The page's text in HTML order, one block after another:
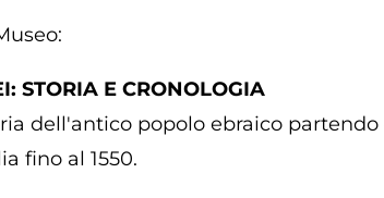
STORIA E CRONOLOGIA
dell'antico popolo ebraico
fino al 1550.